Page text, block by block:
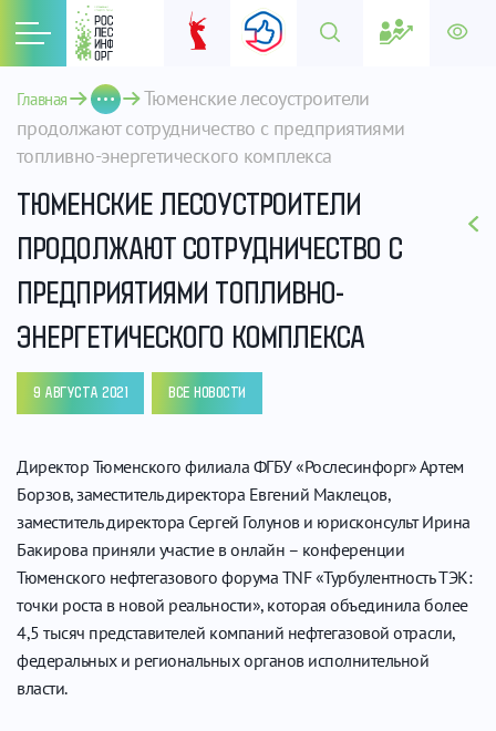
Главная
Тюменские лесоустроители
продолжают сотрудничество с предприятиями
топливно-энергетического комплекса
ТЮМЕНСКИЕ ЛЕСОУСТРОИТЕЛИ
ПРОДОЛЖАЮТ СОТРУДНИЧЕСТВО С
ПРЕДПРИЯТИЯМИ ТОПЛИВНО-
ЭНЕРГЕТИЧЕСКОГО КОМПЛЕКСА
9 АВГУСТА 2021 ВСЕ НОВОСТИ
Директор Тюменского филиала ФГБУ «Рослесинфорг» Артем
Борзов, заместитель директора Евгений Маклецов,
заместитель директора Сергей Голунов и юрисконсульт Ирина
Бакирова приняли участие в онлайн – конференции
Тюменского нефтегазового форума TNF «Турбулентность ТЭК:
точки роста в новой реальности», которая объединила более
4,5 тысяч представителей компаний нефтегазовой отрасли,
федеральных и региональных органов исполнительной
власти.